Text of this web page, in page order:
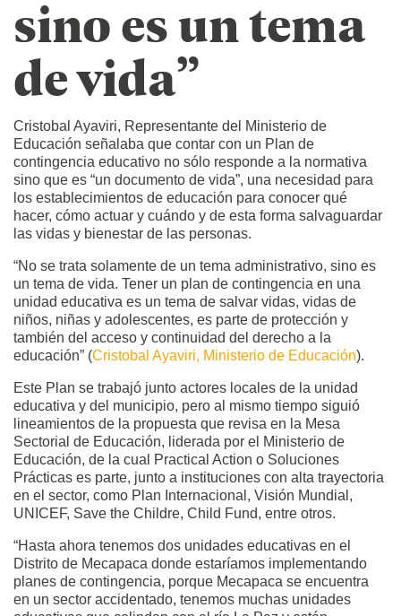
sino es un tema
de vida”
Cristobal Ayaviri, Representante del Ministerio de
Educación señalaba que contar con un Plan de
contingencia educativo no sólo responde a la normativa
sino que es “un documento de vida”, una necesidad para
los establecimientos de educación para conocer qué
hacer, cómo actuar y cuándo y de esta forma salvaguardar
las vidas y bienestar de las personas.
“No se trata solamente de un tema administrativo, sino es
un tema de vida. Tener un plan de contingencia en una
unidad educativa es un tema de salvar vidas, vidas de
niños, niñas y adolescentes, es parte de protección y
también del acceso y continuidad del derecho a la
educación” (Cristobal Ayaviri, Ministerio de Educación).
Este Plan se trabajó junto actores locales de la unidad
educativa y del municipio, pero al mismo tiempo siguió
lineamientos de la propuesta que revisa en la Mesa
Sectorial de Educación, liderada por el Ministerio de
Educación, de la cual Practical Action o Soluciones
Prácticas es parte, junto a instituciones con alta trayectoria
en el sector, como Plan Internacional, Visión Mundial,
UNICEF, Save the Childre, Child Fund, entre otros.
“Hasta ahora tenemos dos unidades educativas en el
Distrito de Mecapaca donde estaríamos implementando
planes de contingencia, porque Mecapaca se encuentra
en un sector accidentado, tenemos muchas unidades